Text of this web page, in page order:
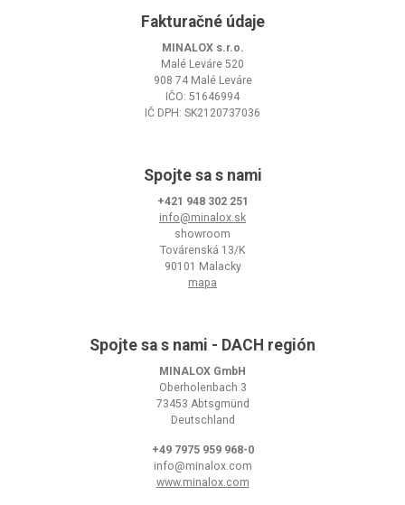
Fakturačné údaje
MINALOX s.r.o.
Malé Leváre 520
908 74 Malé Leváre
IČO: 51646994
IČ DPH: SK2120737036
Spojte sa s nami
+421 948 302 251
info@minalox.sk
showroom
Továrenská 13/K
90101 Malacky
mapa
Spojte sa s nami - DACH región
MINALOX GmbH
Oberholenbach 3
73453 Abtsgmünd
Deutschland
+49 7975 959 968-0
info@minalox.com
www.minalox.com